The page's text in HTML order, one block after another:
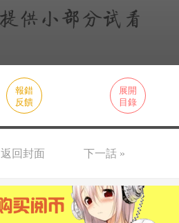
報錯
反饋
展開
目錄
返回封面 下一話 »